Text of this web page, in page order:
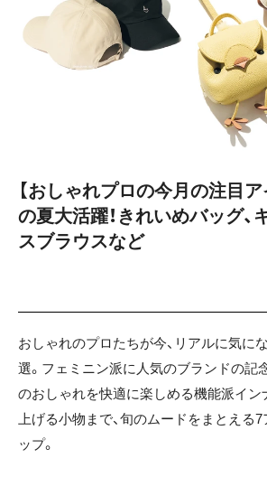
【おしゃれプロの今月の注目ア
の夏大活躍！きれいめバッグ、
スブラウスなど
おしゃれのプロたちが今、リアルに気に
選。フェミニン派に人気のブランドの記
のおしゃれを快適に楽しめる機能派イン
上げる小物まで、旬のムードをまとえる
ップ。